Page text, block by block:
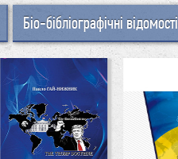
Біо-бібліографічні відомості